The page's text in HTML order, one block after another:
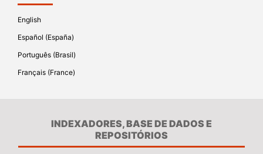
English
Español (España)
Português (Brasil)
Français (France)
INDEXADORES, BASE DE DADOS E
REPOSITÓRIOS